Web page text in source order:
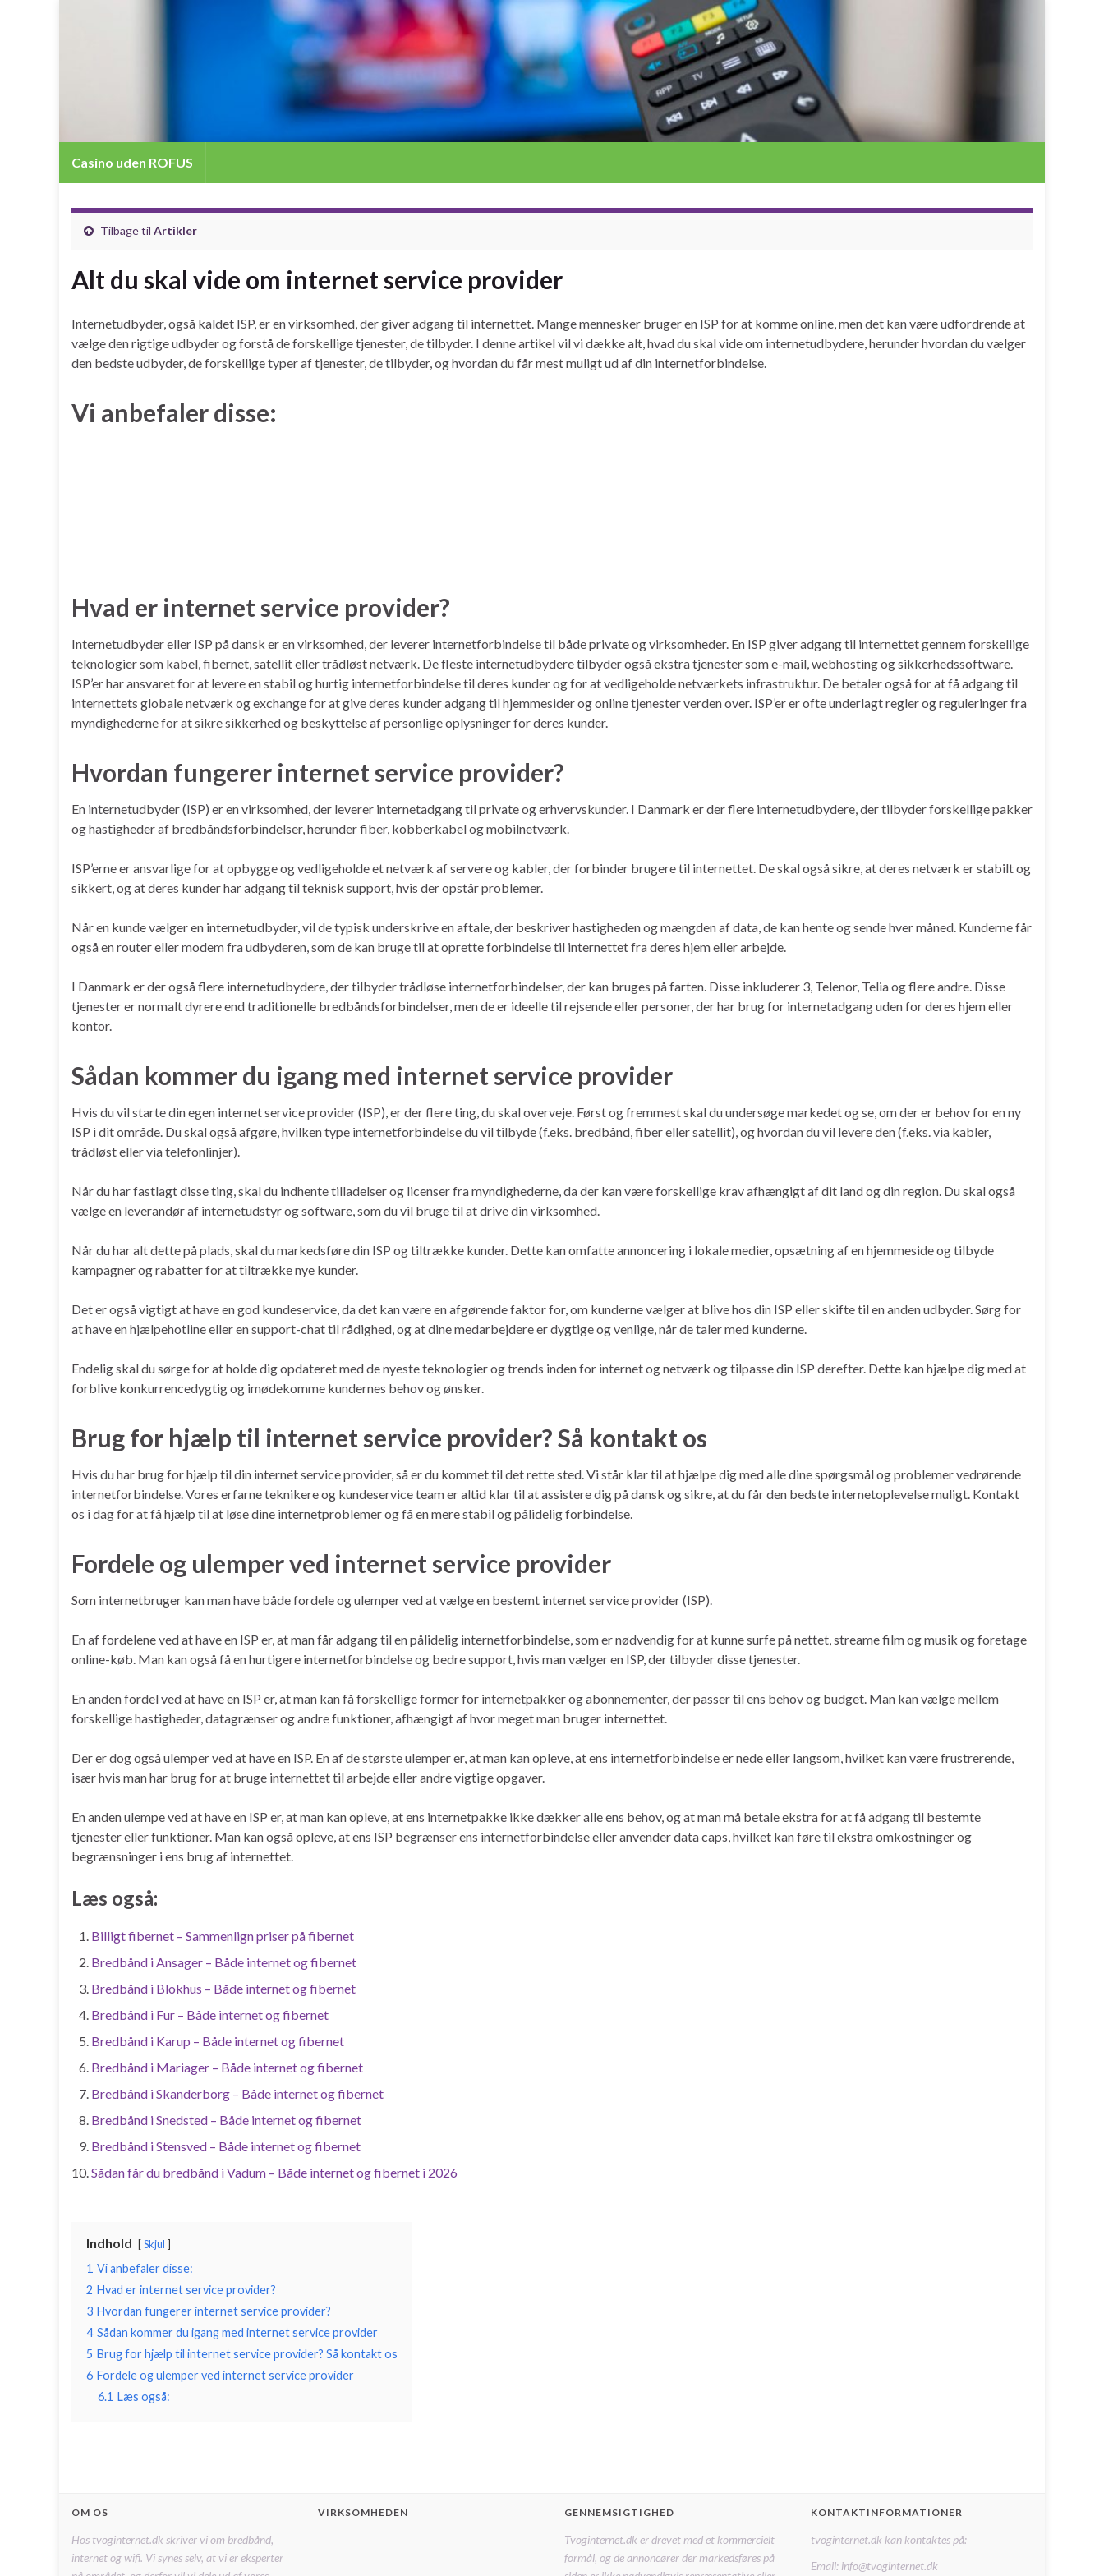
Casino uden ROFUS
Tilbage til Artikler
Alt du skal vide om internet service provider
Internetudbyder, også kaldet ISP, er en virksomhed, der giver adgang til internettet. Mange mennesker bruger en ISP for at komme online, men det kan være udfordrende at
vælge den rigtige udbyder og forstå de forskellige tjenester, de tilbyder. I denne artikel vil vi dække alt, hvad du skal vide om internetudbydere, herunder hvordan du vælger
den bedste udbyder, de forskellige typer af tjenester, de tilbyder, og hvordan du får mest muligt ud af din internetforbindelse.
Vi anbefaler disse:
Hvad er internet service provider?
Internetudbyder eller ISP på dansk er en virksomhed, der leverer internetforbindelse til både private og virksomheder. En ISP giver adgang til internettet gennem forskellige
teknologier som kabel, fibernet, satellit eller trådløst netværk. De fleste internetudbydere tilbyder også ekstra tjenester som e-mail, webhosting og sikkerhedssoftware.
ISP’er har ansvaret for at levere en stabil og hurtig internetforbindelse til deres kunder og for at vedligeholde netværkets infrastruktur. De betaler også for at få adgang til
internettets globale netværk og exchange for at give deres kunder adgang til hjemmesider og online tjenester verden over. ISP’er er ofte underlagt regler og reguleringer fra
myndighederne for at sikre sikkerhed og beskyttelse af personlige oplysninger for deres kunder.
Hvordan fungerer internet service provider?
En internetudbyder (ISP) er en virksomhed, der leverer internetadgang til private og erhvervskunder. I Danmark er der flere internetudbydere, der tilbyder forskellige pakker
og hastigheder af bredbåndsforbindelser, herunder fiber, kobberkabel og mobilnetværk.
ISP’erne er ansvarlige for at opbygge og vedligeholde et netværk af servere og kabler, der forbinder brugere til internettet. De skal også sikre, at deres netværk er stabilt og
sikkert, og at deres kunder har adgang til teknisk support, hvis der opstår problemer.
Når en kunde vælger en internetudbyder, vil de typisk underskrive en aftale, der beskriver hastigheden og mængden af data, de kan hente og sende hver måned. Kunderne får
også en router eller modem fra udbyderen, som de kan bruge til at oprette forbindelse til internettet fra deres hjem eller arbejde.
I Danmark er der også flere internetudbydere, der tilbyder trådløse internetforbindelser, der kan bruges på farten. Disse inkluderer 3, Telenor, Telia og flere andre. Disse
tjenester er normalt dyrere end traditionelle bredbåndsforbindelser, men de er ideelle til rejsende eller personer, der har brug for internetadgang uden for deres hjem eller
kontor.
Sådan kommer du igang med internet service provider
Hvis du vil starte din egen internet service provider (ISP), er der flere ting, du skal overveje. Først og fremmest skal du undersøge markedet og se, om der er behov for en ny
ISP i dit område. Du skal også afgøre, hvilken type internetforbindelse du vil tilbyde (f.eks. bredbånd, fiber eller satellit), og hvordan du vil levere den (f.eks. via kabler,
trådløst eller via telefonlinjer).
Når du har fastlagt disse ting, skal du indhente tilladelser og licenser fra myndighederne, da der kan være forskellige krav afhængigt af dit land og din region. Du skal også
vælge en leverandør af internetudstyr og software, som du vil bruge til at drive din virksomhed.
Når du har alt dette på plads, skal du markedsføre din ISP og tiltrække kunder. Dette kan omfatte annoncering i lokale medier, opsætning af en hjemmeside og tilbyde
kampagner og rabatter for at tiltrække nye kunder.
Det er også vigtigt at have en god kundeservice, da det kan være en afgørende faktor for, om kunderne vælger at blive hos din ISP eller skifte til en anden udbyder. Sørg for
at have en hjælpehotline eller en support-chat til rådighed, og at dine medarbejdere er dygtige og venlige, når de taler med kunderne.
Endelig skal du sørge for at holde dig opdateret med de nyeste teknologier og trends inden for internet og netværk og tilpasse din ISP derefter. Dette kan hjælpe dig med at
forblive konkurrencedygtig og imødekomme kundernes behov og ønsker.
Brug for hjælp til internet service provider? Så kontakt os
Hvis du har brug for hjælp til din internet service provider, så er du kommet til det rette sted. Vi står klar til at hjælpe dig med alle dine spørgsmål og problemer vedrørende
internetforbindelse. Vores erfarne teknikere og kundeservice team er altid klar til at assistere dig på dansk og sikre, at du får den bedste internetoplevelse muligt. Kontakt
os i dag for at få hjælp til at løse dine internetproblemer og få en mere stabil og pålidelig forbindelse.
Fordele og ulemper ved internet service provider
Som internetbruger kan man have både fordele og ulemper ved at vælge en bestemt internet service provider (ISP).
En af fordelene ved at have en ISP er, at man får adgang til en pålidelig internetforbindelse, som er nødvendig for at kunne surfe på nettet, streame film og musik og foretage
online-køb. Man kan også få en hurtigere internetforbindelse og bedre support, hvis man vælger en ISP, der tilbyder disse tjenester.
En anden fordel ved at have en ISP er, at man kan få forskellige former for internetpakker og abonnementer, der passer til ens behov og budget. Man kan vælge mellem
forskellige hastigheder, datagrænser og andre funktioner, afhængigt af hvor meget man bruger internettet.
Der er dog også ulemper ved at have en ISP. En af de største ulemper er, at man kan opleve, at ens internetforbindelse er nede eller langsom, hvilket kan være frustrerende,
især hvis man har brug for at bruge internettet til arbejde eller andre vigtige opgaver.
En anden ulempe ved at have en ISP er, at man kan opleve, at ens internetpakke ikke dækker alle ens behov, og at man må betale ekstra for at få adgang til bestemte
tjenester eller funktioner. Man kan også opleve, at ens ISP begrænser ens internetforbindelse eller anvender data caps, hvilket kan føre til ekstra omkostninger og
begrænsninger i ens brug af internettet.
Læs også:
Billigt fibernet – Sammenlign priser på fibernet
Bredbånd i Ansager – Både internet og fibernet
Bredbånd i Blokhus – Både internet og fibernet
Bredbånd i Fur – Både internet og fibernet
Bredbånd i Karup – Både internet og fibernet
Bredbånd i Mariager – Både internet og fibernet
Bredbånd i Skanderborg – Både internet og fibernet
Bredbånd i Snedsted – Både internet og fibernet
Bredbånd i Stensved – Både internet og fibernet
Sådan får du bredbånd i Vadum – Både internet og fibernet i 2026
Indhold Skjul
1 Vi anbefaler disse:
2 Hvad er internet service provider?
3 Hvordan fungerer internet service provider?
4 Sådan kommer du igang med internet service provider
5 Brug for hjælp til internet service provider? Så kontakt os
6 Fordele og ulemper ved internet service provider
6.1 Læs også:
OM OS
Hos tvoginternet.dk skriver vi om bredbånd,
internet og wifi. Vi synes selv, at vi er eksperter
VIRKSOMHEDEN GENNEMSIGTIGHED
Tvoginternet.dk er drevet med et kommercielt
formål, og de annoncører der markedsføres på
KONTAKTINFORMATIONER
tvoginternet.dk kan kontaktes på:
Email: info@tvoginternet.dk